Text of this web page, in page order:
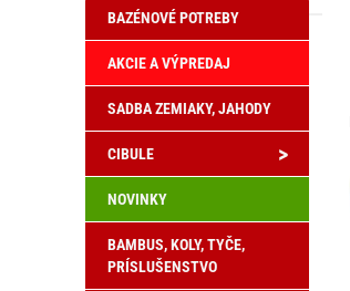
BAZÉNOVÉ POTREBY
AKCIE A VÝPREDAJ
SADBA ZEMIAKY, JAHODY
>
CIBULE
NOVINKY
BAMBUS, KOLY, TYČE,
PRÍSLUŠENSTVO